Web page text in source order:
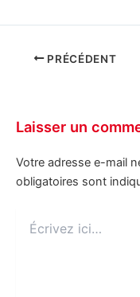
PRÉCÉDENT
Laisser un
Votre adresse e-mail
obligatoires sont
ici…